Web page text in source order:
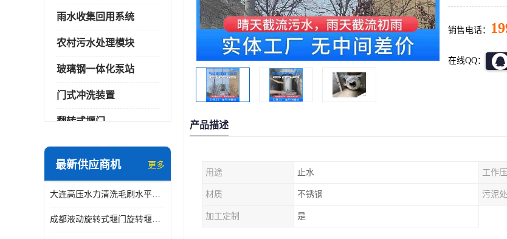
雨水收集回用系统
农村污水处理模块
玻璃钢一体化泵站
门式冲洗装置
翻转式堰门
智能一体化雨水泵站
智能一体化供水泵房
智能一体化净水设备
最新供应商机 更多
大连高压水力清洗毛刷水平自清洁滚刷 水力自动冲洗系统 水力清洗
成都液动旋转式堰门旋转堰门 自动控制 SUS304
销售电话：
在线QQ：
产品描述
用途 止水 工作
材质 不锈钢 污泥
加工定制 是